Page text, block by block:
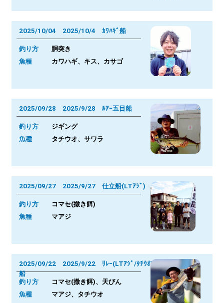
2025/10/04 2025/10/4 ｶﾜﾊｷﾞ船
釣り方 胴突き
魚種 カワハギ、キス、カサゴ
2025/09/28 2025/9/28 ﾙｱｰ五目船
釣り方 ジギング
魚種 タチウオ、サワラ
2025/09/27 2025/9/27 仕立船(LTｱｼﾞ)
釣り方
コマセ(撒き餌)
魚種 マアジ
2025/09/22 2025/9/22 ﾘﾚｰ(LTｱｼﾞ/ﾀﾁｳｵ)
船
釣り方
コマセ(撒き餌)、天びん
魚種 マアジ、タチウオ